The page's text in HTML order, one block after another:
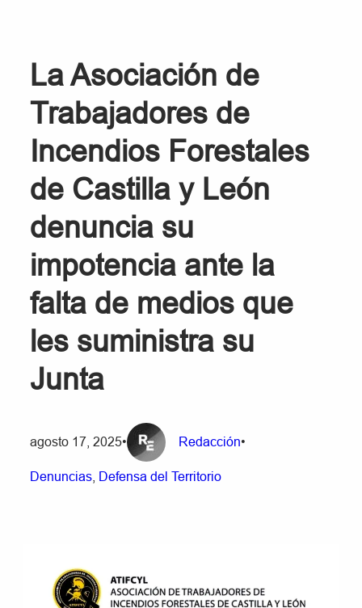
La Asociación de
Trabajadores de
Incendios Forestales
de Castilla y León
denuncia su
impotencia ante la
falta de medios que
les suministra su
Junta
agosto 17, 2025• Redacción•
Denuncias Defensa del Territorio